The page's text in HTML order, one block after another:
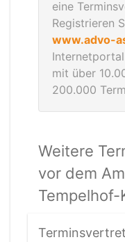
eine
Registrieren
www.advo-
mit über
200.000
Weitere
vor dem
Tempelhof-